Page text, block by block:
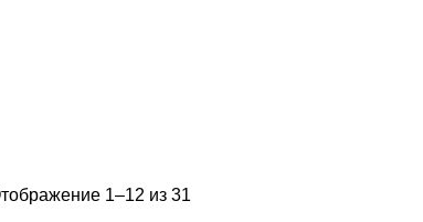
1–12 из 31